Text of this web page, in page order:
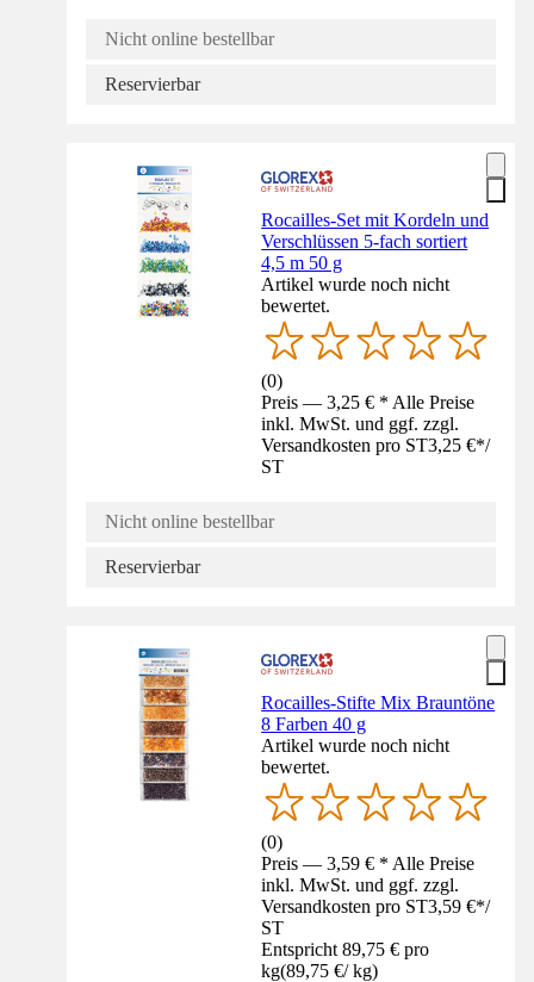
Nicht online bestellbar
Reservierbar
Rocailles-Set mit Kordeln und
Verschlüssen 5-fach sortiert
4,5 m 50 g
Artikel wurde noch nicht
bewertet.
(0)
Preis — 3,25 € * Alle Preise
inkl. MwSt. und ggf. zzgl.
Versandkosten pro ST3,25 €*/
ST
Nicht online bestellbar
Reservierbar
Rocailles-Stifte Mix Brauntöne
8 Farben 40 g
Artikel wurde noch nicht
bewertet.
(0)
Preis — 3,59 € * Alle Preise
inkl. MwSt. und ggf. zzgl.
Versandkosten pro ST3,59 €*/
ST
Entspricht 89,75 € pro
kg(89,75 €/ kg)